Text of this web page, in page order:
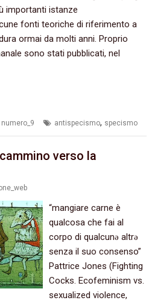
importanti istanze
fonti teoriche di riferimento a
ormai da molti anni. Proprio
sono stati pubblicati, nel
numero_9 antispecismo, specismo
verso la
“mangiare carne è
qualcosa che fai al
corpo di qualcunǝ altrǝ
senza il suo consenso”
Pattrice Jones (Fighting
Cocks. Ecofeminism vs.
sexualized violence,